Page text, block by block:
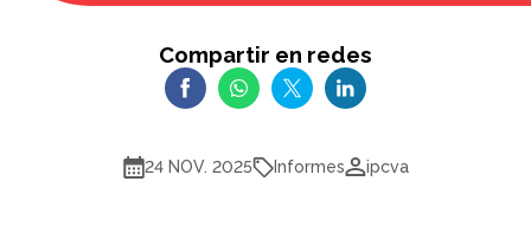
Compartir en redes
24 NOV. 2025 Informes ipcva